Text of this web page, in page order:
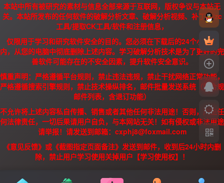
本站中所有被研究的素材与信息全部来源于互联网，版权争议与本站无
关。本站所发布的任何软件的破解分析文章、破解分析视频、补丁、/zc
工具/提取CK工具/软件和注册信息，
仅限用于学习和研究软件安全的目的。您必须在下载后的24个小时之
内，从您的电脑中彻底删除上述内容。学习破解分析技术是为了更好的完
善软件可能存在的不安全因素，提升软件安全意识。
慎重声明：严格遵循平台规则，禁止违法违规，禁止干扰网络正常功能，
严格遵循搜索引擎规则，禁止技术操纵排名，邮件批量发送系统（需合规
邮件列表，含退订功能）
不允许将上述内容私自传播、销售或者其他任何非法用途！否则，产生任
何法律责任，一切后果请用户自负，与本网站无关！如有侵权或非法用途
请举报！请发送到邮箱：cxphj8@foxmail.com
《意见反馈》或《截图指定页面备注》发送到邮件，收到后24小时内删
除，禁止用户学习使用关掉用户【学习使用权】！